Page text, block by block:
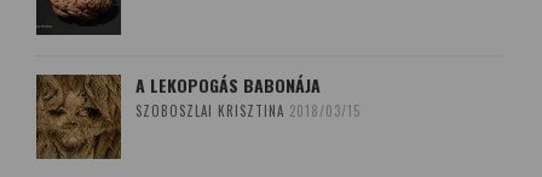
A LEKOPOGÁS BABONÁJA
SZOBOSZLAI KRISZTINA 2018/03/15